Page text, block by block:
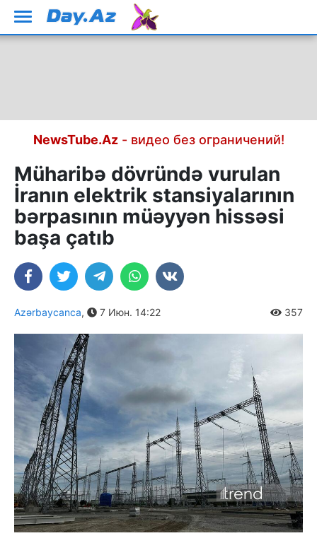
NewsTube.Az- видео без ограничений!
Müharibə dövründə vurulan
İranın elektrik stansiyalarının
bərpasının müəyyən hissəsi
başa çatıb
Azərbaycanca, 7 Июн. 14:22 357